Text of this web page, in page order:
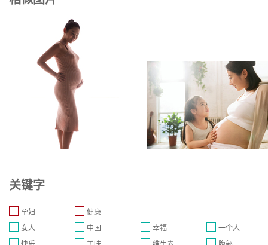
关键字
孕妇
健康
女人
中国 幸福
一个人